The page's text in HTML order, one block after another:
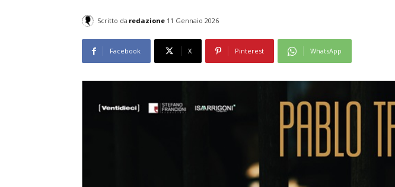
Scritto da redazione 11 Gennaio 2026
Facebook X Pinterest WhatsApp